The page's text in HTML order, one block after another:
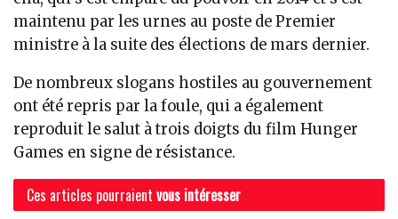
maintenu par les urnes au poste de Premier
ministre à la suite des élections de mars dernier.
De nombreux slogans hostiles au gouvernement
ont été repris par la foule, qui a également
reproduit le salut à trois doigts du film Hunger
Games en signe de résistance.
Ces articles pourraient vous intéresser